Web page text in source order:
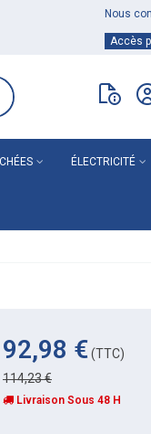
Nous
Accès
ÉLECTRICITÉ
92,98 €(TTC)
114,23 €
Livraison Sous 48 H